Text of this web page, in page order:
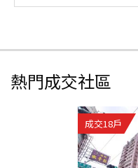
熱門成交社區
成交18戶